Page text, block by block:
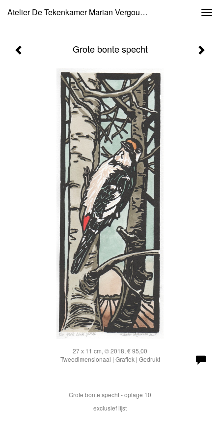
Atelier De Tekenkamer Marian Vergouwen - Grote Bonte Specht
Grote bonte specht
27 x 11 cm, © 2018, € 95,00
Tweedimensionaal | Grafiek | Gedrukt
Grote bonte specht - oplage 10
exclusief lijst